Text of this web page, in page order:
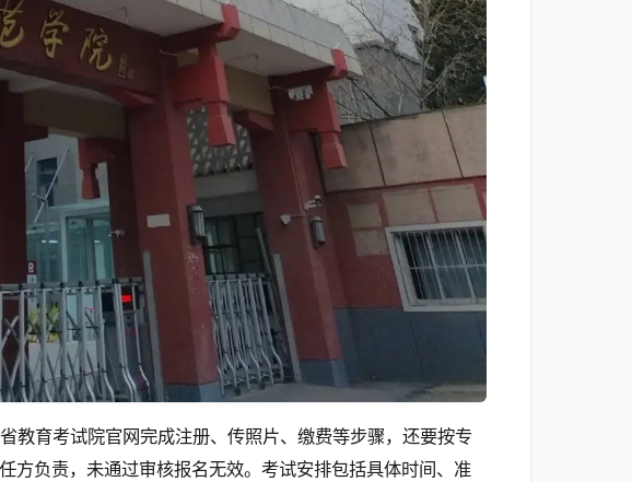
教育考试院官网完成注册、传照片、缴费等步骤，还要按专
方负责，未通过审核报名无效。考试安排包括具体时间、准